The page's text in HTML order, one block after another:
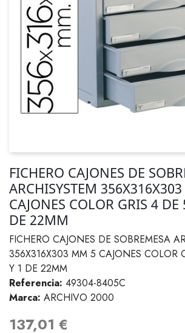
FICHERO CAJONES DE
ARCHISYSTEM
CAJONES COLOR GRIS 4
DE 22MM
FICHERO CAJONES DE SOBREMESA
356X316X303 MM 5 CAJONES COLOR
Y 1 DE 22MM
Referencia: 49304-8405C
Marca: ARCHIVO 2000
137,01 €